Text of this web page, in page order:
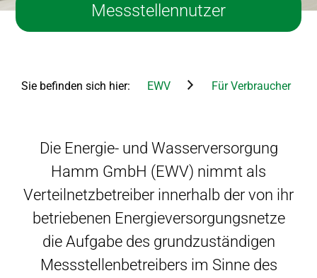
Messstellennutzer
Sie befinden sich hier: EWV Für Verbraucher
Die Energie- und Wasserversorgung
Hamm GmbH (EWV) nimmt als
Verteilnetzbetreiber innerhalb der von ihr
betriebenen Energieversorgungsnetze
die Aufgabe des grundzuständigen
Messstellenbetreibers im Sinne des